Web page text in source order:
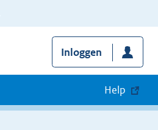
Inloggen
Help